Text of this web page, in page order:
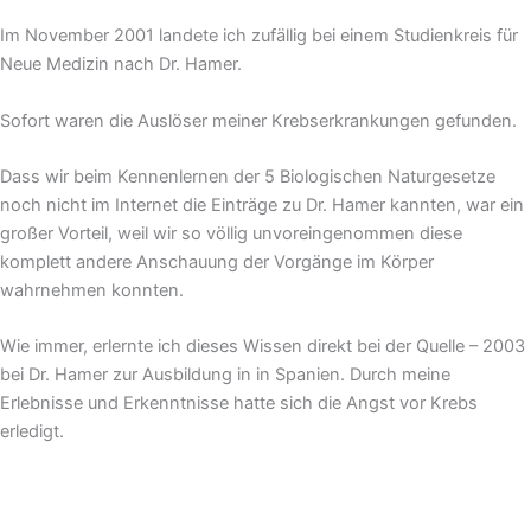
Im November 2001 landete ich zufällig bei einem Studienkreis für
Neue Medizin nach Dr. Hamer.
Sofort waren die Auslöser meiner Krebserkrankungen gefunden.
Dass wir beim Kennenlernen der 5 Biologischen Naturgesetze
noch nicht im Internet die Einträge zu Dr. Hamer kannten, war ein
großer Vorteil, weil wir so völlig unvoreingenommen diese
komplett andere Anschauung der Vorgänge im Körper
wahrnehmen konnten.
Wie immer, erlernte ich dieses Wissen direkt bei der Quelle – 2003
bei Dr. Hamer zur Ausbildung in in Spanien. Durch meine
Erlebnisse und Erkenntnisse hatte sich die Angst vor Krebs
erledigt.